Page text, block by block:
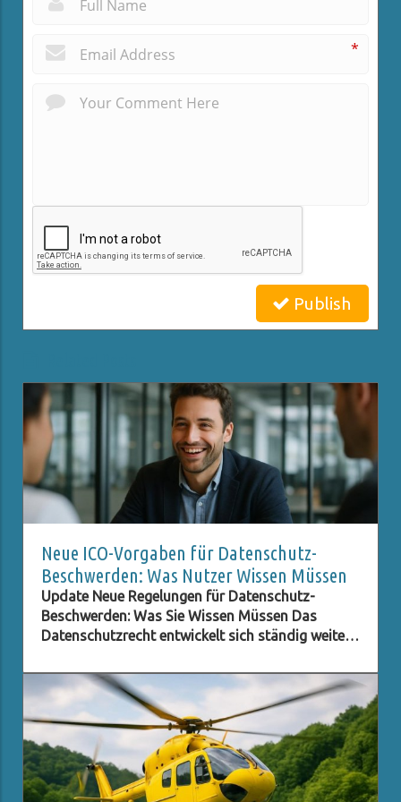
*
Publish
Neue ICO-Vorgaben für Datenschutz-
Beschwerden: Was Nutzer Wissen Müssen
Update Neue Regelungen für Datenschutz-
Beschwerden: Was Sie Wissen Müssen Das
Datenschutzrecht entwickelt sich ständig weiter,
Schutz persönlicher Daten immer wichtiger wird.
Eine der neuesten Entwicklungen betrifft die ICO
(Information Commissioner's Office) im
Vereinigten Königreich, die neue Verpflichtungen
für Beschwerden im Bereich des Datenschutzes
eingeführt hat. Diese Regelungen zielen darauf
ab, den Beschwerdeprozess zu optimieren und